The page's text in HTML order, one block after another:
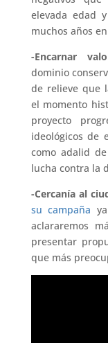
elevada edad
muchos años
-Encarnar
dominio
de relieve que
el momento
proyecto
ideológicos de
como adalid
lucha contra la
-Cercanía al
su campaña
aclararemos
presentar
que más